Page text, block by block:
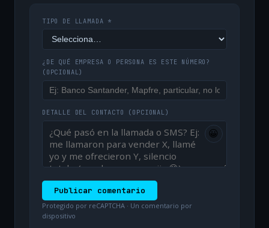
TIPO DE LLAMADA *
¿DE QUÉ EMPRESA O PERSONA ES ESTE NÚMERO?
(OPCIONAL)
DETALLE DEL CONTACTO (OPCIONAL)
😀
Publicar comentario
Protegido por reCAPTCHA · Un comentario por
dispositivo